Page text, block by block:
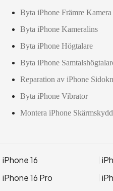
Byta iPhone Främre Kamera
Byta iPhone Kameralins
Byta iPhone Högtalare
Byta iPhone
Reparation av iPhone
Byta iPhone Vibrator
Montera iPhone Skärmskydd
iPhone 16
iPhone 16 Pro